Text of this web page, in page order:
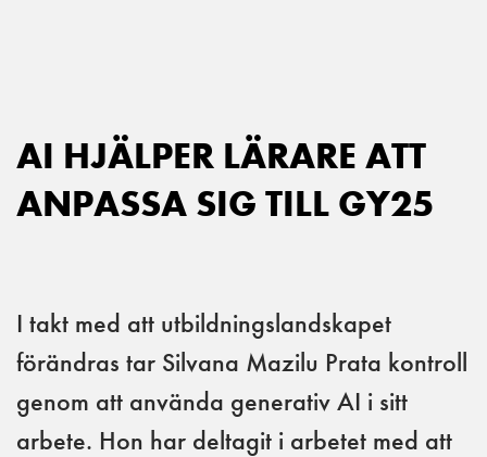
AI HJÄLPER LÄRARE ATT
ANPASSA SIG TILL GY25
I takt med att utbildningslandskapet
förändras tar Silvana Mazilu Prata kontroll
genom att använda generativ AI i sitt
arbete. Hon har deltagit i arbetet med att